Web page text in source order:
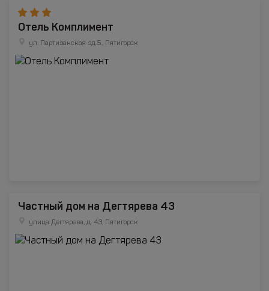
Отель Комплимент
ул. Партизанская зд.5., Пятигорск
Частный дом на Дегтярева 43
улица Дегтярева, д. 43, Пятигорск